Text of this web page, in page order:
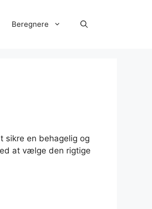
Beregnere
sikre en behagelig og
at vælge den rigtige